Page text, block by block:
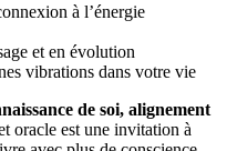
à l’énergie
et en évolution
vibrations dans votre vie
de soi, alignement
oracle est une invitation à